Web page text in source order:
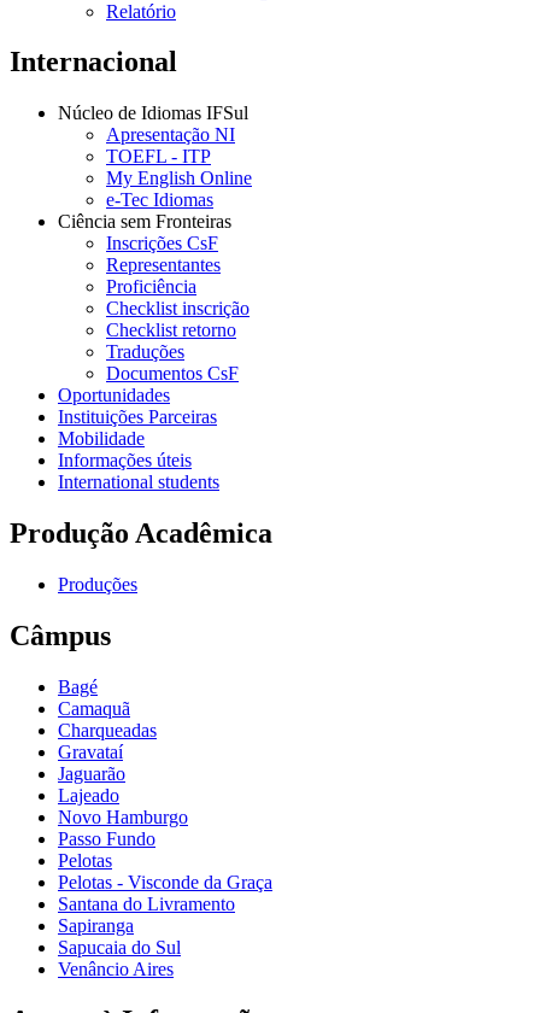
Relatório
Internacional
Núcleo de Idiomas IFSul
Apresentação NI
TOEFL - ITP
My English Online
e-Tec Idiomas
Ciência sem Fronteiras
Inscrições CsF
Representantes
Proficiência
Checklist inscrição
Checklist retorno
Traduções
Documentos CsF
Oportunidades
Instituições Parceiras
Mobilidade
Informações úteis
International students
Produção Acadêmica
Produções
Câmpus
Bagé
Camaquã
Charqueadas
Gravataí
Jaguarão
Lajeado
Novo Hamburgo
Passo Fundo
Pelotas
Pelotas - Visconde da Graça
Santana do Livramento
Sapiranga
Sapucaia do Sul
Venâncio Aires